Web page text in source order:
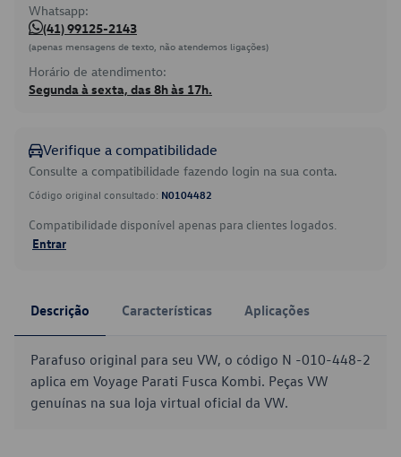
Whatsapp:
(41) 99125-2143
(apenas mensagens de texto, não atendemos ligações)
Horário de atendimento:
Segunda à sexta, das 8h às 17h.
Verifique a compatibilidade
Consulte a compatibilidade fazendo login na sua conta.
Código original consultado: N0104482
Compatibilidade disponível apenas para clientes logados.
Entrar
Descrição Características Aplicações
Parafuso original para seu VW, o código N -010-448-2
aplica em Voyage Parati Fusca Kombi. Peças VW
genuínas na sua loja virtual oficial da VW.